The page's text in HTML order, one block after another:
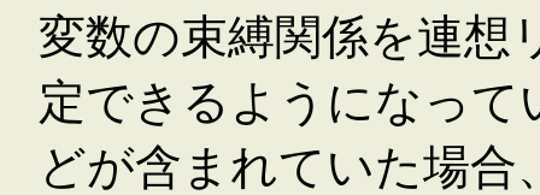
変数の束縛関係を連想
定できるようになっ
どが含まれていた場